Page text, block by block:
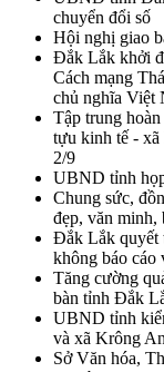
chuyển đổi số
Hội nghị giao
Đắk Lắk khởi
Cách mạng
chủ nghĩa Việt
Tập trung
tựu kinh tế - xã
2/9
UBND tỉnh
Chung sức,
đẹp, văn minh,
Đắk Lắk quyết
không báo cáo
Tăng cường
bàn tỉnh Đắk
UBND tỉnh
và xã Krông
Sở Văn hóa,